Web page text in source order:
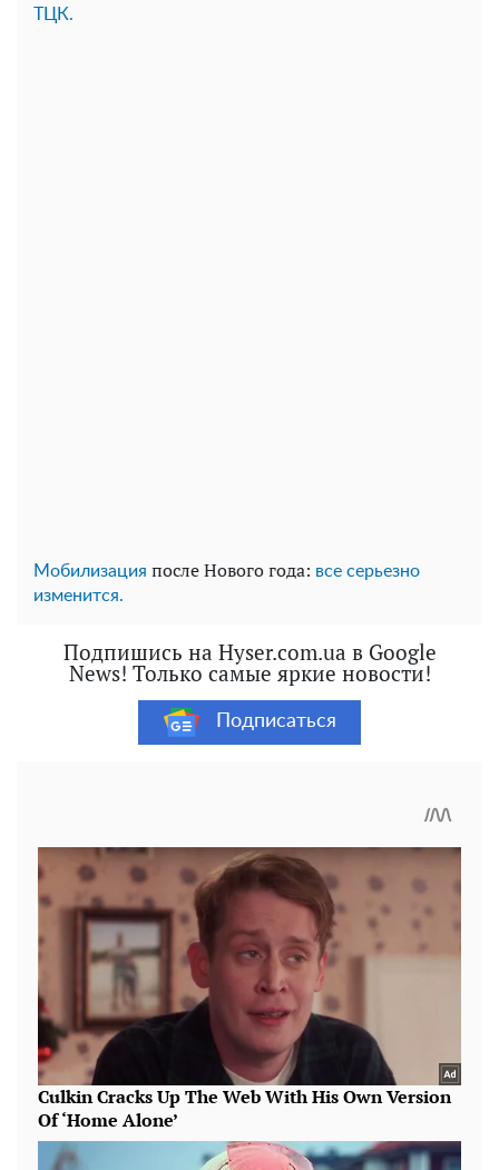
ТЦК.
Мобилизация после Нового года: все серьезно
изменится.
Подпишись на Hyser.com.ua в Google
News! Только самые яркие новости!
Подписаться